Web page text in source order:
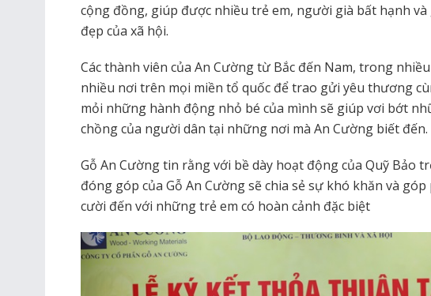
cộng đồng, giúp được nhiều trẻ em, người già bất hạnh
đẹp của xã hội.
Các thành viên của An Cường từ Bắc đến Nam, trong
nhiều nơi trên mọi miền tổ quốc để trao gửi yêu thương
mỏi những hành động nhỏ bé của mình sẽ giúp vơi bớt
chồng của người dân tại những nơi mà An Cường biết đến.
Gỗ An Cường tin rằng với bề dày hoạt động của Quỹ Bảo
đóng góp của Gỗ An Cường sẽ chia sẻ sự khó khăn và
cười đến với những trẻ em có hoàn cảnh đặc biệt